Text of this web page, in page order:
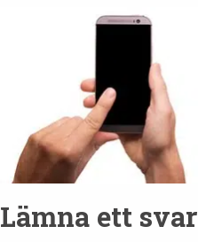
Lämna ett svar